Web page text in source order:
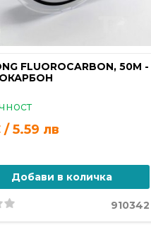
FLUOROCARBON, 50M -
5.59 лв
Добави в количка
910342